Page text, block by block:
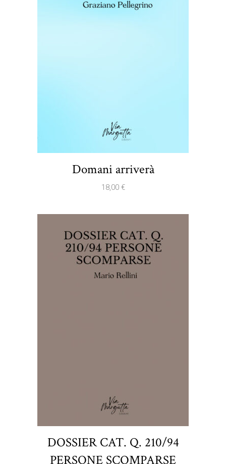
Domani arriverà
18,00 €
DOSSIER CAT. Q. 210/94
PERSONE SCOMPARSE